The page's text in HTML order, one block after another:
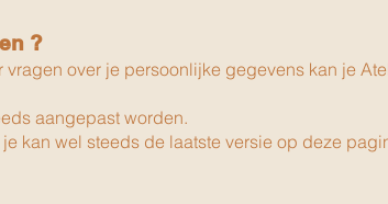
?
over je persoonlijke gegevens kan je
aangepast worden.
kan wel steeds de laatste versie op deze